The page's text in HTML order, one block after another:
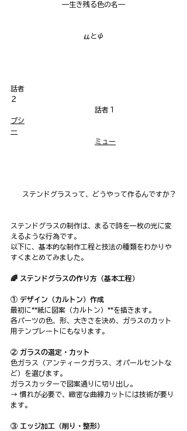
—生き残る色の名—
μとψ
話者
２
話者１
プシ
ー
ミュー
ステンドグラスって、どうやって作るんですか？
ステンドグラスの制作は、まるで詩を一枚の光に変
えるような行為です。
以下に、基本的な制作工程と技法の種類をわかりや
すくまとめてみました。
🌈 ステンドグラスの作り方（基本工程）
① デザイン（カルトン）作成
最初に**紙に図案（カルトン）**を描きます。
各パーツの色、形、大きさを決め、ガラスのカット
用テンプレートにもなります。
② ガラスの選定・カット
色ガラス（アンティークガラス、オパールセントな
ど）を選びます。
ガラスカッターで図案通りに切り出し。
→ 慣れが必要で、緻密な曲線カットには技術が要り
ます。
③ エッジ加工（削り・整形）